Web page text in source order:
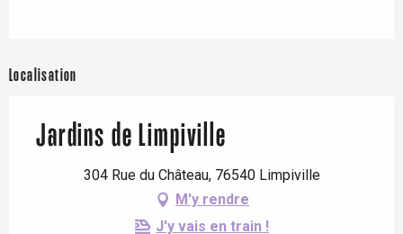
Localisation
Jardins de Limpiville
304 Rue du Château, 76540 Limpiville
M'y rendre
J'y vais en train !